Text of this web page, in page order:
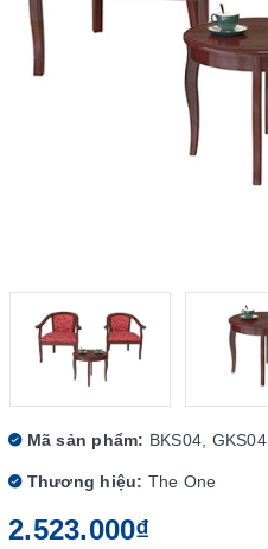
Mã sản phẩm: BKS04, GKS04
Thương hiệu: The One
2.523.000₫